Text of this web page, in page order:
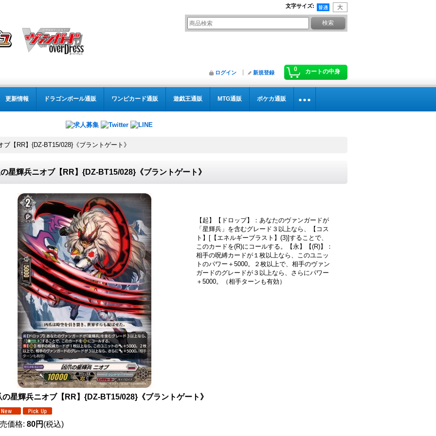
文字サイズ:
0 カートの中身
ログイン 新規登録
更新情報 ドラゴンボール通販 ワンピカード通販 遊戯王通販 MTG通販 ポケカ通販
ブ【RR】{DZ-BT15/028}《ブラントゲート》
星輝兵ニオブ【RR】{DZ-BT15/028}《ブラントゲート》
【起】【ドロップ】：あなたのヴァンガードが
「星輝兵」を含むグレード３以上なら、【コス
ト】[【エネルギーブラスト】(3)]することで、
このカードを(R)にコールする。【永】【(R)】：
相手の呪縛カードが１枚以上なら、このユニッ
トのパワー＋5000。２枚以上で、相手のヴァン
ガードのグレードが３以上なら、さらにパワー
＋5000。（相手ターンも有効）
の星輝兵ニオブ【RR】{DZ-BT15/028}《ブラントゲート》
価格: 80円 (税込)